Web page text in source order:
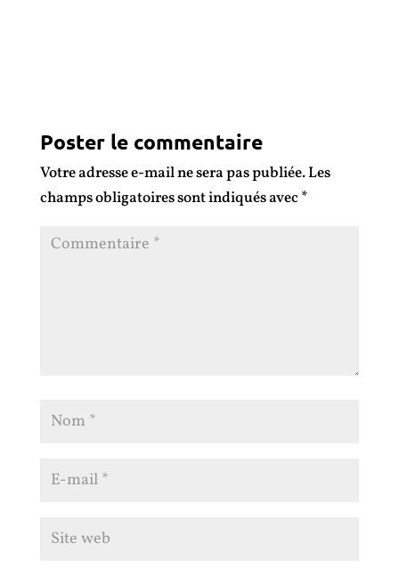
Poster le commentaire
Votre adresse e-mail ne sera pas publiée.Les
champs obligatoires sont indiqués avec *